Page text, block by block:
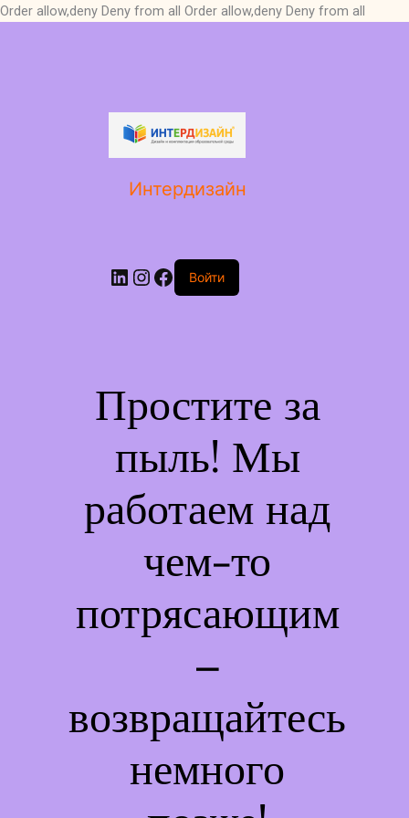
Order allow,deny Deny from all Order allow,deny Deny from all
Интердизайн
LinkedIn
Instagram
Facebook
Войти
Простите за
пыль! Мы
работаем над
чем-то
потрясающим
–
возвращайтесь
немного